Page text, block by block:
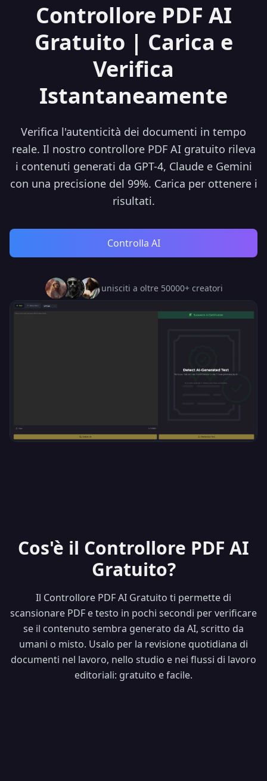
Controllore PDF AI
Gratuito | Carica e
Verifica
Istantaneamente
Verifica l'autenticità dei documenti in tempo
reale. Il nostro controllore PDF AI gratuito rileva
i contenuti generati da GPT-4, Claude e Gemini
con una precisione del 99%. Carica per ottenere i
risultati.
Controlla AI
unisciti a oltre 50000+ creatori
Cos'è il Controllore PDF AI
Gratuito?
Il Controllore PDF AI Gratuito ti permette di
scansionare PDF e testo in pochi secondi per verificare
se il contenuto sembra generato da AI, scritto da
umani o misto. Usalo per la revisione quotidiana di
documenti nel lavoro, nello studio e nei flussi di lavoro
editoriali: gratuito e facile.